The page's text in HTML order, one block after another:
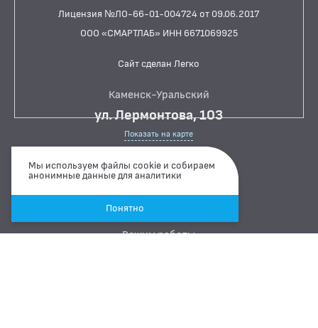
СПЕЦИАЛИЗИРОВАННЫЕ МЕТОДЫ
ИССЛЕДОВАНИЯ
БИОХИМИЧЕСКИЕ ИССЛЕДОВАНИЯ
ДИАГНОСТИЧЕСКИЕ ПРОФИЛИ ИССЛЕДОВАНИЙ
КОАГУЛОЛОГИЧЕСКИЕ ИССЛЕДОВАНИЯ
ПЦР-ДИАГНОСТИКА ИНФЕКЦИЙ
Лицензия №ЛО-66-01-004724 от 09.06.2017
ООО «СМАРТЛАБ» ИНН 6671069925
Сайт сделан Легко
Каменск-Уральский
ул. Лермонтова, 103
Показать на карте
+7 900 200 30 59
Связаться через Telegram
Режим работы
Мы используем файлы cookie и собираем
анонимные данные для аналитики
Понятно